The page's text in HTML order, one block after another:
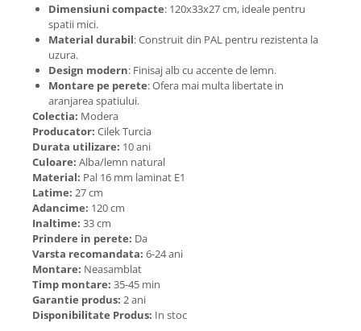
Dimensiuni compacte: 120x33x27 cm, ideale pentru
spatii mici.
Material durabil: Construit din PAL pentru rezistenta la
uzura.
Design modern: Finisaj alb cu accente de lemn.
Montare pe perete: Ofera mai multa libertate in
aranjarea spatiului.
Colectia: Modera
Producator: Cilek Turcia
Durata utilizare: 10 ani
Culoare: Alba/lemn natural
Material: Pal 16 mm laminat E1
Latime: 27 cm
Adancime: 120 cm
Inaltime: 33 cm
Prindere in perete: Da
Varsta recomandata: 6-24 ani
Montare: Neasamblat
Timp montare: 35-45 min
Garantie produs: 2 ani
Disponibilitate Produs: In stoc